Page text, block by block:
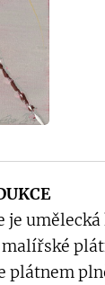
umělecká
plátnem